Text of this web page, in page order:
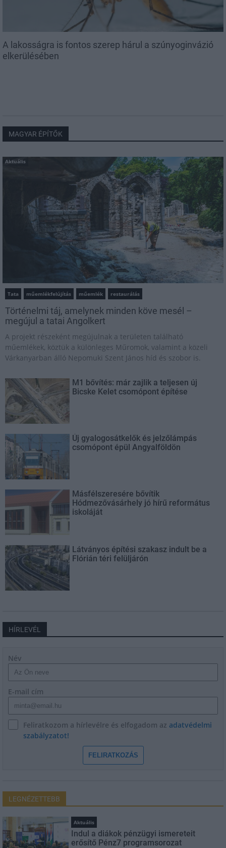
A lakosságra is fontos szerep hárul a szúnyoginvázió
elkerülésében
MAGYAR ÉPÍTŐK
Aktuális
Tata műemlékfelújítás műemlék restaurálás
Történelmi táj, amelynek minden köve mesél –
megújul a tatai Angolkert
A projekt részeként megújulnak a területen található
műemlékek, köztük a különleges Műromok, valamint a közeli
Várkanyarban álló Nepomuki Szent János híd és szobor is.
M1 bővítés: már zajlik a teljesen új
Bicske Kelet csomópont építése
Új gyalogosátkelők és jelzőlámpás
csomópont épül Angyalföldön
Másfélszeresére bővítik
Hódmezővásárhely jó hírű református
iskoláját
Látványos építési szakasz indult be a
Flórián téri felüljárón
HÍRLEVÉL
Név
E-mail cím
Feliratkozom a hírlevélre és elfogadom az adatvédelmi
szabályzatot!
FELIRATKOZÁS
LEGNÉZETTEBB
Aktuális
Indul a diákok pénzügyi ismereteit
erősítő Pénz7 programsorozat